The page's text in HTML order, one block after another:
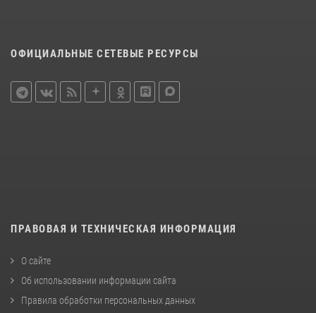
ОФИЦИАЛЬНЫЕ СЕТЕВЫЕ РЕСУРСЫ
ПРАВОВАЯ И ТЕХНИЧЕСКАЯ ИНФОРМАЦИЯ
О сайте
Об использовании информации сайта
Правила обработки персональных данных